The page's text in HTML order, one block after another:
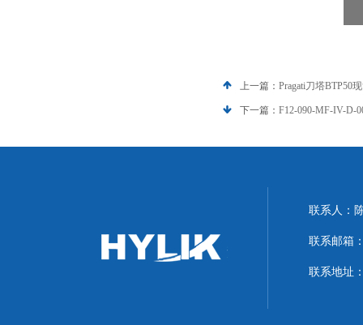
上一篇： Pragati刀塔BTP50
下一篇： F12-090-MF-IV-D-
联系人：
联系邮箱
联系地址